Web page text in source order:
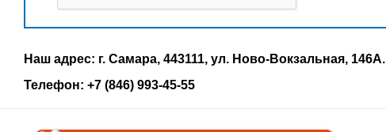
Наш адрес: г. Самара, 443111, ул. Ново-Вокзальная, 146А.
Телефон: +7 (846) 993-45-55